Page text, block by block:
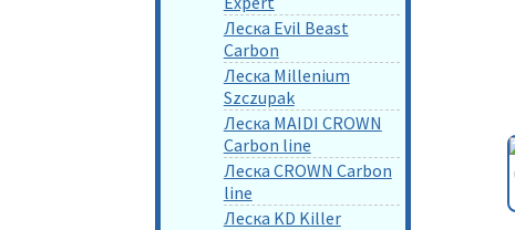
Леска Evil Beast
Carbon
Леска Millenium
Szczupak
Леска MAIDI CROWN
Carbon line
Леска CROWN Carbon
line
Леска KD Killer